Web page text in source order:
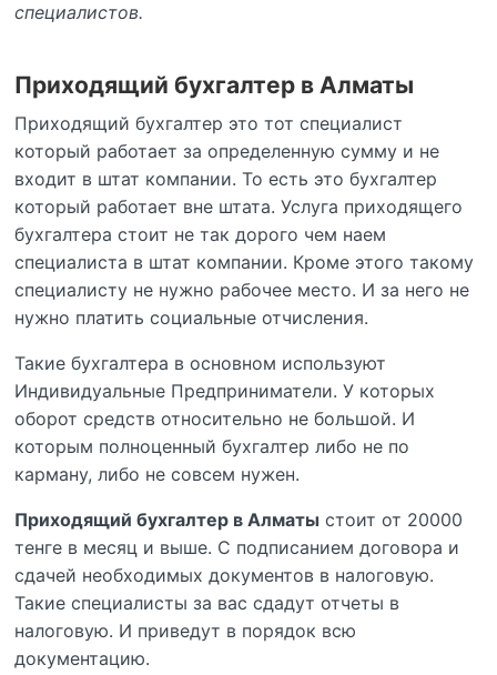
специалистов.
Приходящий бухгалтер в Алматы
Приходящий бухгалтер это тот специалист
который работает за определенную сумму и не
входит в штат компании. То есть это бухгалтер
который работает вне штата. Услуга приходящего
бухгалтера стоит не так дорого чем наем
специалиста в штат компании. Кроме этого такому
специалисту не нужно рабочее место. И за него не
нужно платить социальные отчисления.
Такие бухгалтера в основном используют
Индивидуальные Предприниматели. У которых
оборот средств относительно не большой. И
которым полноценный бухгалтер либо не по
карману, либо не совсем нужен.
Приходящий бухгалтер в Алматы стоит от 20000
тенге в месяц и выше. С подписанием договора и
сдачей необходимых документов в налоговую.
Такие специалисты за вас сдадут отчеты в
налоговую. И приведут в порядок всю
документацию.